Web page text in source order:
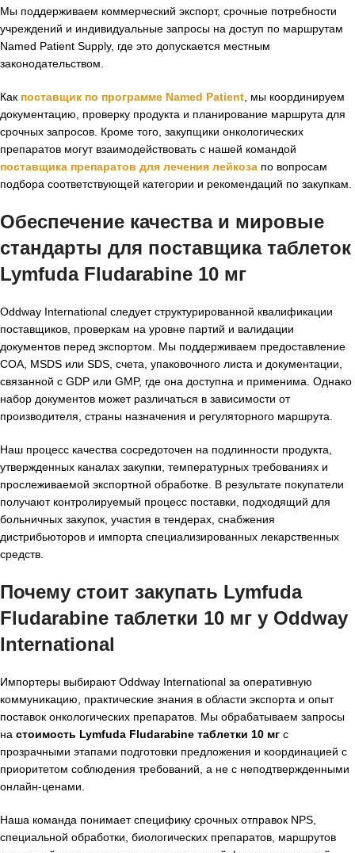
Мы поддерживаем коммерческий экспорт, срочные потребности
учреждений и индивидуальные запросы на доступ по маршрутам
Named Patient Supply, где это допускается местным
законодательством.
Как поставщик по программе Named Patient, мы координируем
документацию, проверку продукта и планирование маршрута для
срочных запросов. Кроме того, закупщики онкологических
препаратов могут взаимодействовать с нашей командой
поставщика препаратов для лечения лейкоза по вопросам
подбора соответствующей категории и рекомендаций по закупкам.
Обеспечение качества и мировые
стандарты для поставщика таблеток
Lymfuda Fludarabine 10 мг
Oddway International следует структурированной квалификации
поставщиков, проверкам на уровне партий и валидации
документов перед экспортом. Мы поддерживаем предоставление
COA, MSDS или SDS, счета, упаковочного листа и документации,
связанной с GDP или GMP, где она доступна и применима. Однако
набор документов может различаться в зависимости от
производителя, страны назначения и регуляторного маршрута.
Наш процесс качества сосредоточен на подлинности продукта,
утвержденных каналах закупки, температурных требованиях и
прослеживаемой экспортной обработке. В результате покупатели
получают контролируемый процесс поставки, подходящий для
больничных закупок, участия в тендерах, снабжения
дистрибьюторов и импорта специализированных лекарственных
средств.
Почему стоит закупать Lymfuda
Fludarabine таблетки 10 мг у Oddway
International
Импортеры выбирают Oddway International за оперативную
коммуникацию, практические знания в области экспорта и опыт
поставок онкологических препаратов. Мы обрабатываем запросы
на стоимость Lymfuda Fludarabine таблетки 10 мг с
прозрачными этапами подготовки предложения и координацией с
приоритетом соблюдения требований, а не с неподтвержденными
онлайн-ценами.
Наша команда понимает специфику срочных отправок NPS,
специальной обработки, биологических препаратов, маршрутов